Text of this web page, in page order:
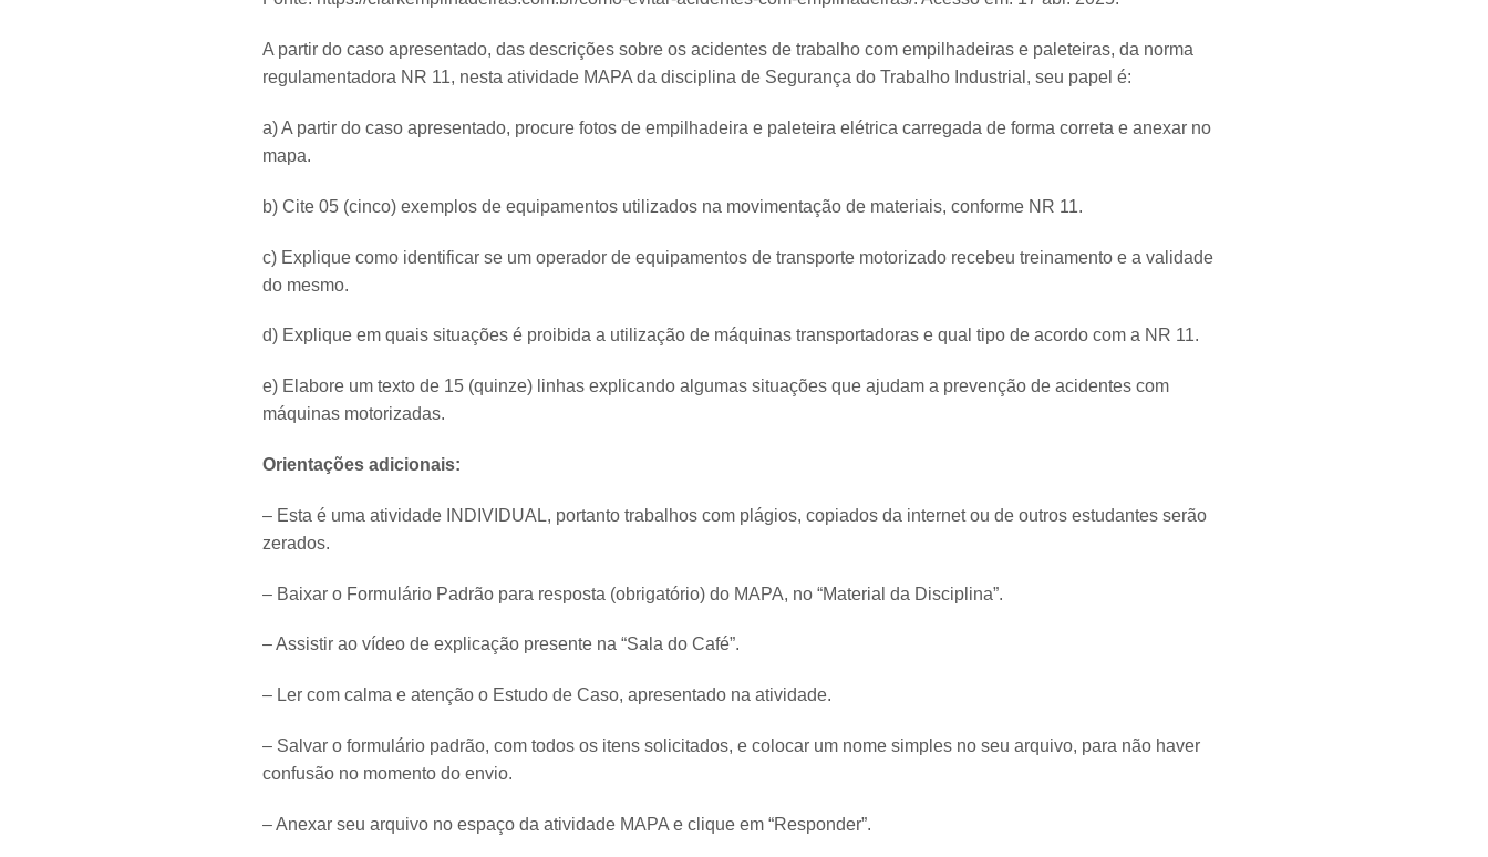
A partir do caso apresentado, das descrições sobre os acidentes de trabalho com empilhadeiras e paleteiras, da norma
regulamentadora NR 11, nesta atividade MAPA da disciplina de Segurança do Trabalho Industrial, seu papel é:
a) A partir do caso apresentado, procure fotos de empilhadeira e paleteira elétrica carregada de forma correta e anexar no
mapa.
b) Cite 05 (cinco) exemplos de equipamentos utilizados na movimentação de materiais, conforme NR 11.
c) Explique como identificar se um operador de equipamentos de transporte motorizado recebeu treinamento e a validade
do mesmo.
d) Explique em quais situações é proibida a utilização de máquinas transportadoras e qual tipo de acordo com a NR 11.
e) Elabore um texto de 15 (quinze) linhas explicando algumas situações que ajudam a prevenção de acidentes com
máquinas motorizadas.
Orientações adicionais:
– Esta é uma atividade INDIVIDUAL, portanto trabalhos com plágios, copiados da internet ou de outros estudantes serão
zerados.
– Baixar o Formulário Padrão para resposta (obrigatório) do MAPA, no “Material da Disciplina”.
– Assistir ao vídeo de explicação presente na “Sala do Café”.
– Ler com calma e atenção o Estudo de Caso, apresentado na atividade.
– Salvar o formulário padrão, com todos os itens solicitados, e colocar um nome simples no seu arquivo, para não haver
confusão no momento do envio.
– Anexar seu arquivo no espaço da atividade MAPA e clique em “Responder”.